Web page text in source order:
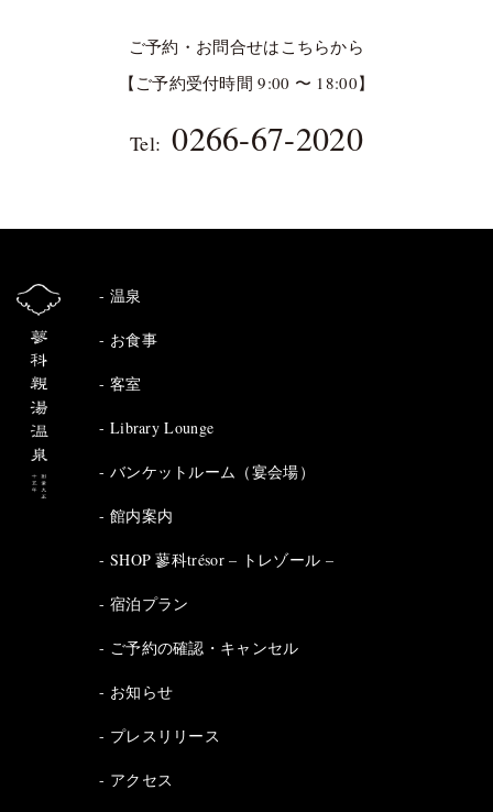
ご予約・お問合せはこちらから
【ご予約受付時間 9:00 〜 18:00】
Tel: 0266-67-2020
温泉
お食事
客室
Library Lounge
バンケットルーム（宴会場）
館内案内
SHOP 蓼科trésor – トレゾール –
宿泊プラン
ご予約の確認・キャンセル
お知らせ
プレスリリース
アクセス